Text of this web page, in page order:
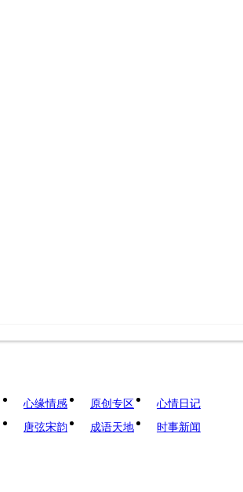
心缘情感 原创专区
心情日记
唐弦宋韵
成语天地 时事新闻